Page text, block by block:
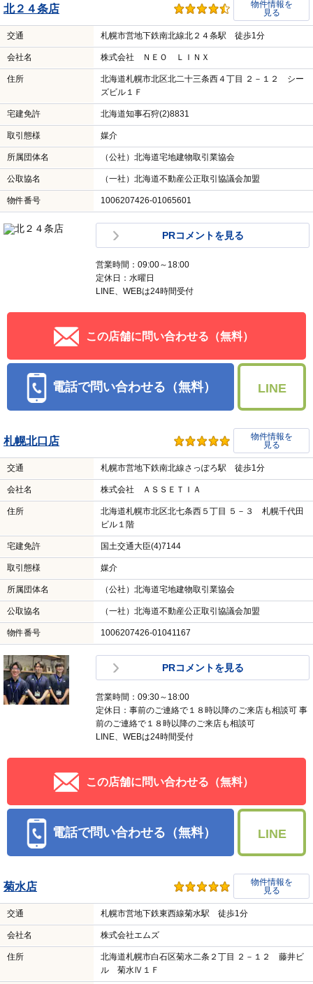
北２４条店
物件情報を
見る
交通 札幌市営地下鉄南北線北２４条駅 徒歩1分
会社名 株式会社 ＮＥＯ ＬＩＮＸ
住所
北海道札幌市北区北二十三条西４丁目 ２－１２ シー
ズビル１Ｆ
宅建免許 北海道知事石狩(2)8831
取引態様 媒介
所属団体名 （公社）北海道宅地建物取引業協会
公取協名 （一社）北海道不動産公正取引協議会加盟
物件番号 1006207426-01065601
PRコメントを見る
営業時間：09:00～18:00
定休日：水曜日
LINE、WEBは24時間受付
この店舗に問い合わせる（無料）
電話で問い合わせる（無料） LINE
札幌北口店
物件情報を
見る
交通 札幌市営地下鉄南北線さっぽろ駅 徒歩1分
会社名 株式会社 ＡＳＳＥＴＩＡ
住所
北海道札幌市北区北七条西５丁目 ５－３ 札幌千代田
ビル１階
宅建免許 国土交通大臣(4)7144
取引態様 媒介
所属団体名 （公社）北海道宅地建物取引業協会
公取協名 （一社）北海道不動産公正取引協議会加盟
物件番号 1006207426-01041167
PRコメントを見る
営業時間：09:30～18:00
定休日：事前のご連絡で１８時以降のご来店も相談可 事
前のご連絡で１８時以降のご来店も相談可
LINE、WEBは24時間受付
この店舗に問い合わせる（無料）
電話で問い合わせる（無料） LINE
菊水店
物件情報を
見る
交通 札幌市営地下鉄東西線菊水駅 徒歩1分
会社名 株式会社エムズ
住所
北海道札幌市白石区菊水二条２丁目 ２－１２ 藤井ビ
ル 菊水Ⅳ１Ｆ